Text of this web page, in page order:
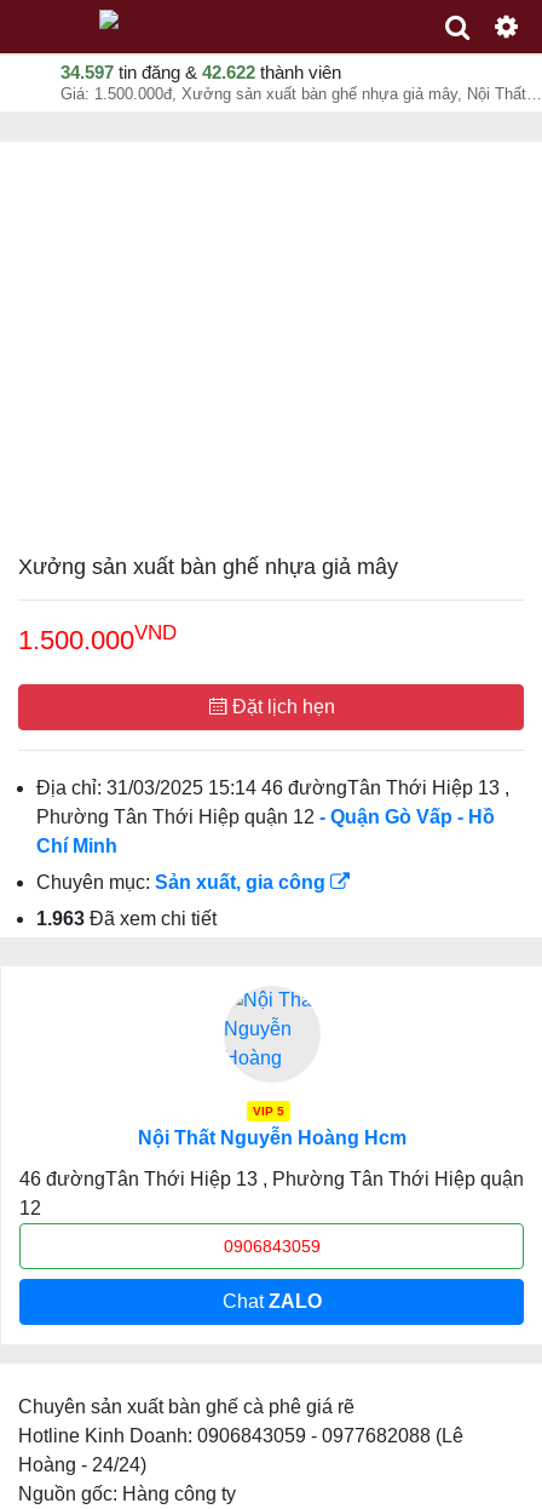
34.597 tin đăng & 42.622 thành viên
Giá: 1.500.000đ, Xưởng sản xuất bàn ghế nhựa giả mây, Nội Thất Nguyễn Hoàng Hcm, chuyên mục Sản xuất, gia công tại Quận Gò Vấp - Hồ Chí Minh - 06-08-2026 15:27:12
Xưởng sản xuất bàn ghế nhựa giả mây
1.500.000VND
Đặt lịch hẹn
Địa chỉ: 31/03/2025 15:14 46 đườngTân Thới Hiệp 13 ,
Phường Tân Thới Hiệp quận 12 - Quận Gò Vấp - Hồ
Chí Minh
Chuyên mục: Sản xuất, gia công
1.963 Đã xem chi tiết
VIP 5
Nội Thất Nguyễn Hoàng Hcm
46 đườngTân Thới Hiệp 13 , Phường Tân Thới Hiệp quận
12
0906843059
ChatZALO
Chuyên sản xuất bàn ghế cà phê giá rẽ
Hotline Kinh Doanh: 0906843059 - 0977682088 (Lê
Hoàng - 24/24)
Nguồn gốc: Hàng công ty